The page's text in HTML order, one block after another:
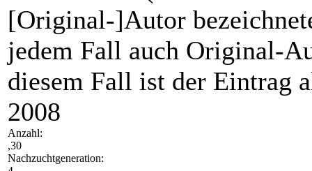
[Original-]Autor
jedem Fall auch Original-
diesem Fall ist der Eintrag
2008
Anzahl:
,30
Nachzuchtgeneration: